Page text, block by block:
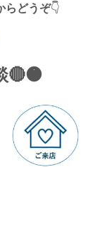
らどうぞ👇
🔴🟠